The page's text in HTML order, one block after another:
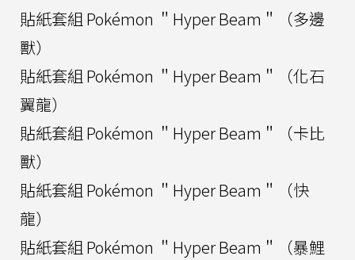
貼紙套組 Pokémon ＂Hyper Beam＂（多邊
獸）
貼紙套組 Pokémon ＂Hyper Beam＂（化石
翼龍）
貼紙套組 Pokémon ＂Hyper Beam＂（卡比
獸）
貼紙套組 Pokémon ＂Hyper Beam＂（快
龍）
貼紙套組 Pokémon ＂Hyper Beam＂（暴鯉